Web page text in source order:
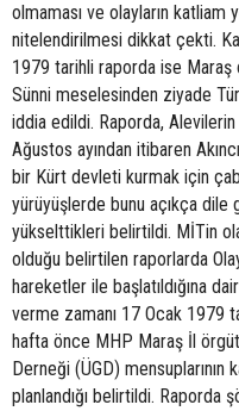
olmaması ve olayların katliam
nitelendirilmesi dikkat çekti.
1979 tarihli raporda ise Maraş
Sünni meselesinden ziyade
iddia edildi. Raporda,
Ağustos ayından itibaren
bir Kürt devleti kurmak için
yürüyüşlerde bunu açıkça dile
yükselttikleri belirtildi. MİTin
olduğu belirtilen raporlarda
hareketler ile başlatıldığına
verme zamanı 17 Ocak 1979
hafta önce MHP Maraş İl
Derneği (ÜGD) mensuplarının
planlandığı belirtildi. Raporda